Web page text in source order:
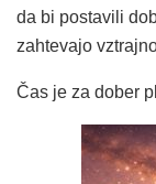
da bi postavili
zahtevajo
Čas je za dober